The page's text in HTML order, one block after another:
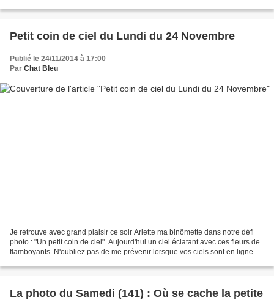
Petit coin de ciel du Lundi du 24 Novembre
Publié le 24/11/2014 à 17:00
Par Chat Bleu
Je retrouve avec grand plaisir ce soir Arlette ma binômette dans notre défi
photo : "Un petit coin de ciel". Aujourd'hui un ciel éclatant avec ces fleurs de
flamboyants. N'oubliez pas de me prévenir lorsque vos ciels sont en ligne
La photo du Samedi (141) : Où se cache la petite